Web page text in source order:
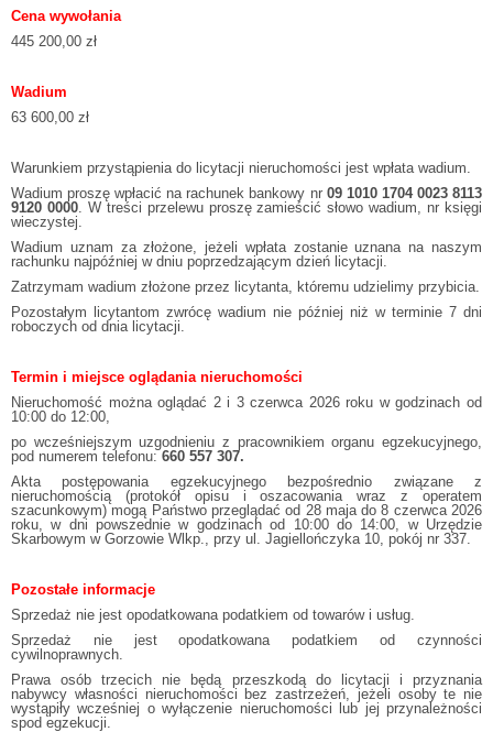
Cena wywołania
445 200,00 zł
Wadium
63 600,00 zł
Warunkiem przystąpienia do licytacji nieruchomości jest wpłata wadium.
Wadium proszę wpłacić na rachunek bankowy nr 09 1010 1704 0023 8113
9120 0000. W treści przelewu proszę zamieścić słowo wadium, nr księgi
wieczystej.
Wadium uznam za złożone, jeżeli wpłata zostanie uznana na naszym
rachunku najpóźniej w dniu poprzedzającym dzień licytacji.
Zatrzymam wadium złożone przez licytanta, któremu udzielimy przybicia.
Pozostałym licytantom zwrócę wadium nie później niż w terminie 7 dni
roboczych od dnia licytacji.
Termin i miejsce oglądania nieruchomości
Nieruchomość można oglądać 2 i 3 czerwca 2026 roku w godzinach od
10:00 do 12:00,
po wcześniejszym uzgodnieniu z pracownikiem organu egzekucyjnego,
pod numerem telefonu: 660 557 307.
Akta postępowania egzekucyjnego bezpośrednio związane z
nieruchomością (protokół opisu i oszacowania wraz z operatem
szacunkowym) mogą Państwo przeglądać od 28 maja do 8 czerwca 2026
roku, w dni powszednie w godzinach od 10:00 do 14:00, w Urzędzie
Skarbowym w Gorzowie Wlkp., przy ul. Jagiellończyka 10, pokój nr 337.
Pozostałe informacje
Sprzedaż nie jest opodatkowana podatkiem od towarów i usług.
Sprzedaż nie jest opodatkowana podatkiem od czynności
cywilnoprawnych.
Prawa osób trzecich nie będą przeszkodą do licytacji i przyznania
nabywcy własności nieruchomości bez zastrzeżeń, jeżeli osoby te nie
wystąpiły wcześniej o wyłączenie nieruchomości lub jej przynależności
spod egzekucji.